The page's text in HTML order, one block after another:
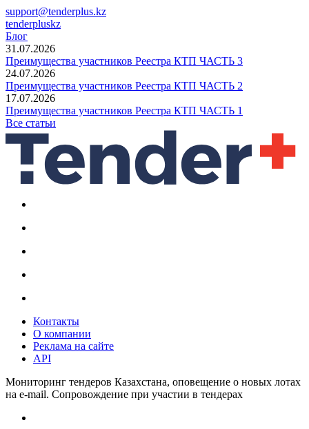
support@tenderplus.kz
tenderpluskz
Блог
31.07.2026
Преимущества участников Реестра КТП ЧАСТЬ 3
24.07.2026
Преимущества участников Реестра КТП ЧАСТЬ 2
17.07.2026
Преимущества участников Реестра КТП ЧАСТЬ 1
Все статьи
Контакты
О компании
Реклама на сайте
API
Мониторинг тендеров Казахстана, оповещение о новых лотах
на e-mail. Сопровождение при участии в тендерах